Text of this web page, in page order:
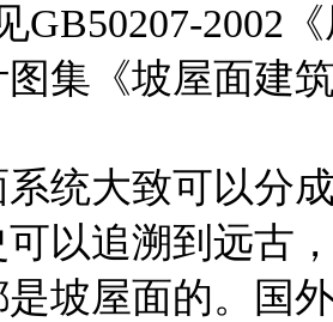
GB50207-2002
集《坡屋面建
系统大致可以分
以追溯到远古
坡屋面的。国